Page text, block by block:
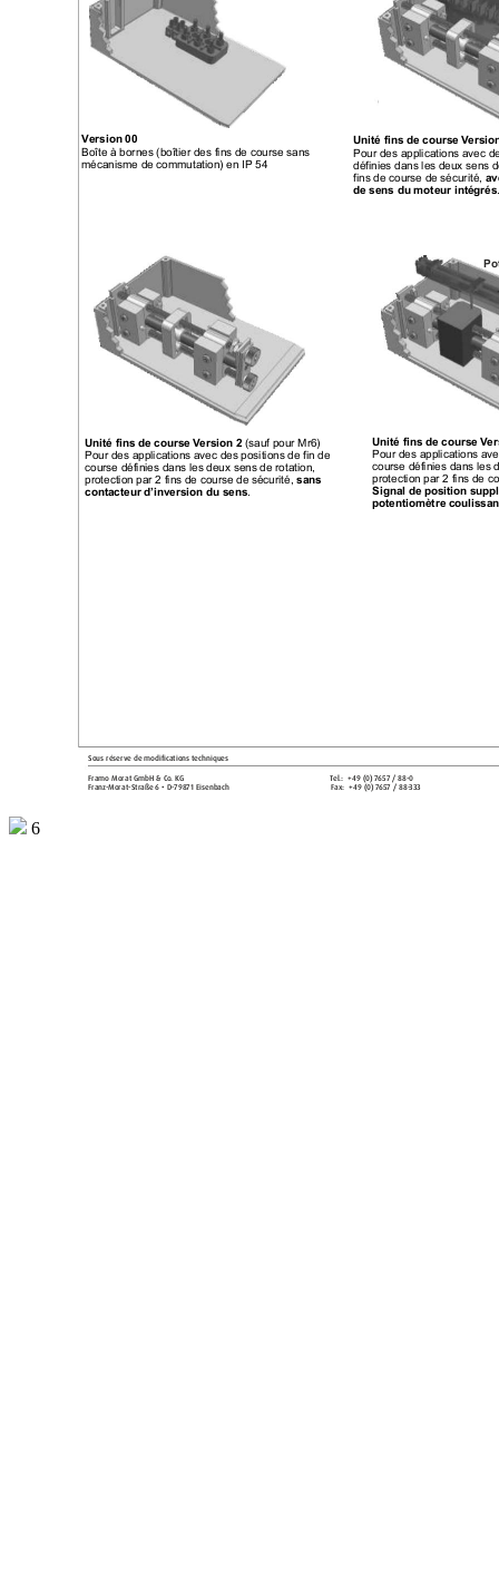
Sous réserve de modifications techniques
Framo Morat GmbH & Co. KG Tel.: +49 (0) 7657 / 88-0
Franz-Morat-Straße 6 • D-79871 Eisenbach Fax: +49 (0) 7657 / 88-333
Unité fins de course V
Pour des applications avec
définies dans les deux sens
fins de course de sécurité,
de sens du moteur intégrés
Unité fins de course Version 2 (sauf pour Mr6)
Pour des applications avec des positions de fin de
course définies dans les deux sens de rotation,
protection par 2 fins de course de sécurité, sans
contacteur d’inversion du sens
Unité fins de course V
Pour des applications
course définies dans les
protection par 2 fins de
Signal de position
potentiomètre
Version 00
Boîte à bornes (boîtier des fins de course sans
mécanisme de commutation) en IP 54
6